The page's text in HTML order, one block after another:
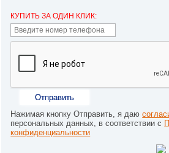
КУПИТЬ ЗА ОДИН КЛИК:
Отправить
Нажимая кнопку Отправить, я даю
персональных данных, в соответствии с
конфиденциальности